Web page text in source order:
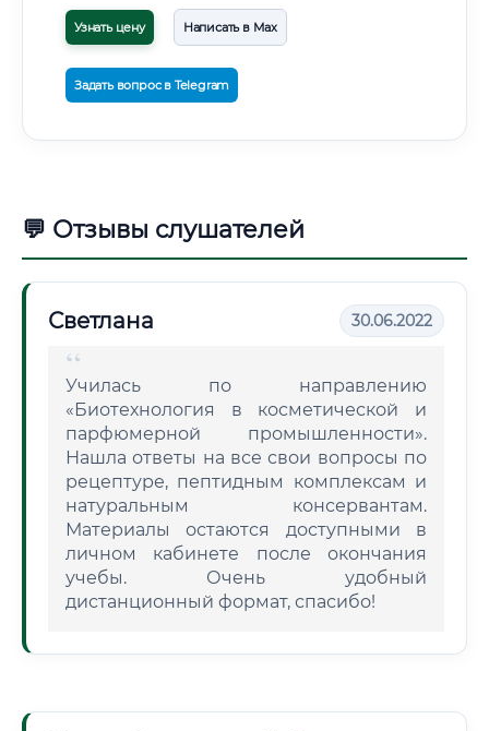
Узнать цену Написать в Max
Задать вопрос в Telegram
💬 Отзывы слушателей
Светлана 30.06.2022
Училась по направлению
«Биотехнология в косметической и
парфюмерной промышленности».
Нашла ответы на все свои вопросы по
рецептуре, пептидным комплексам и
натуральным консервантам.
Материалы остаются доступными в
личном кабинете после окончания
учебы. Очень удобный
дистанционный формат, спасибо!